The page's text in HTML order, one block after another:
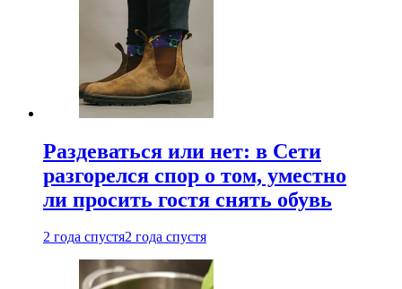
Раздеваться или нет: в Сети
разгорелся спор о том, уместно
ли просить гостя снять обувь
2 года спустя2 года спустя